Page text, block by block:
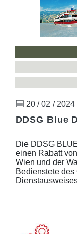
20 / 02 / 2024
DDSG Blue
Die DDSG
einen Rabatt
Wien und der
Bedienstete